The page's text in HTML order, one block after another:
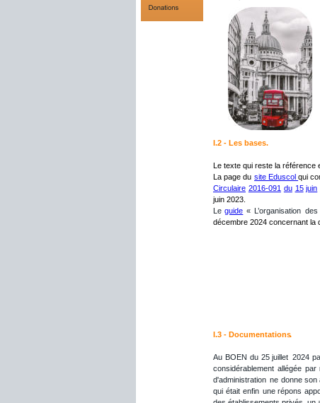
I.2 - Les bases.
Le texte qui reste la référence
La page du site Eduscol qui
Circulaire 2016-091 du 15 juin
juin 2023.
Le guide « L’organisation des
décembre 2024 concernant la
I.3 - Documentations.
Au BOEN du 25 juillet 2024
considérablement allégée par
d'administration ne donne son
qui était enfin une répons